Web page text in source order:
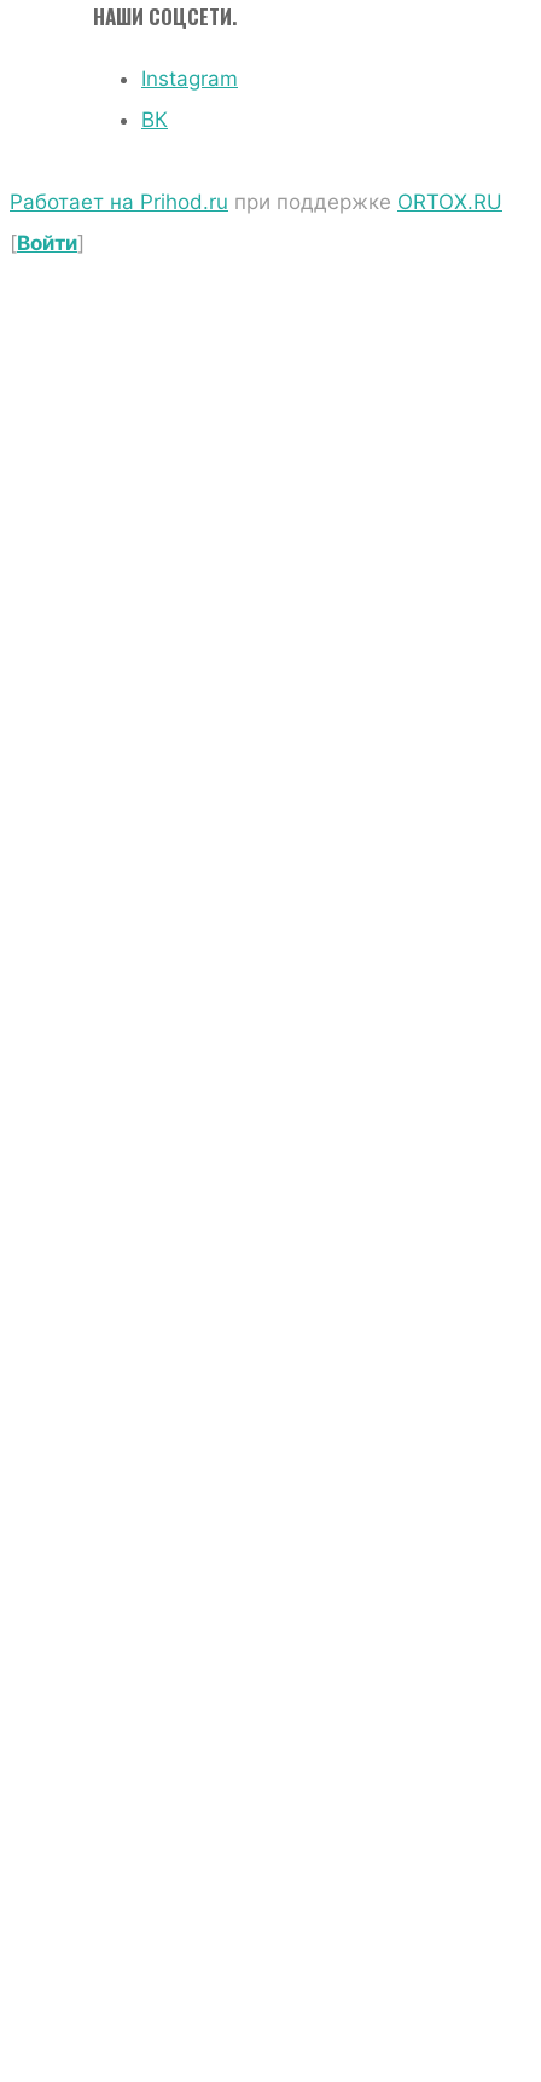
НАШИ СОЦСЕТИ.
Instagram
ВК
Работает на Prihod.ru при поддержке ORTOX.RU
[Войти]